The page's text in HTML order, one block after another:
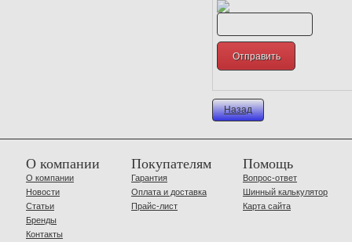
Назад
О компании
О компании
Новости
Статьи
Бренды
Контакты
Покупателям
Гарантия
Оплата и доставка
Прайс-лист
Помощь
Вопрос-ответ
Шинный калькулятор
Карта сайта